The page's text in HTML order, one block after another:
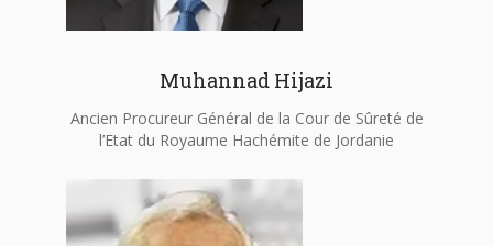
Muhannad Hijazi
Ancien Procureur Général de la Cour de Sûreté de
l’Etat du Royaume Hachémite de Jordanie